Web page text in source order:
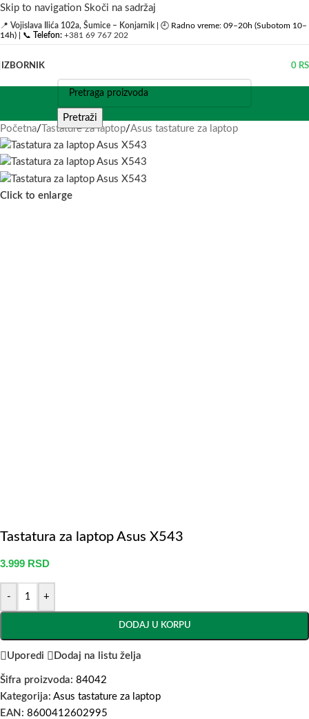
Skip to navigation Skoči na sadržaj
📍 Vojislava Ilića 102a, Šumice – Konjarnik | 🕘 Radno vreme: 09–20h (Subotom 10–
14h) | 📞 Telefon: +381 69 767 202
IZBORNIK 0
Pretraži
Početna/ Tastature za laptop/Asus tastature za laptop
Click to enlarge
Tastatura za laptop Asus X543
3.999 RSD
- +
DODAJ U KORPU
Uporedi Dodaj na listu želja
Šifra proizvoda: 84042
Kategorija: Asus tastature za laptop
EAN: 8600412602995